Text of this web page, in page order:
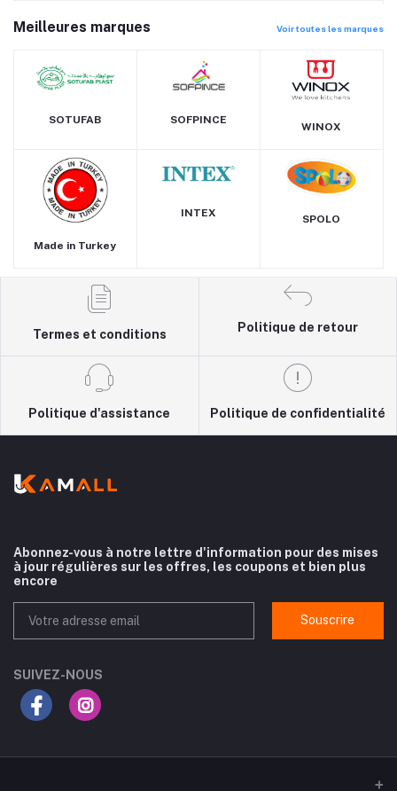
Meilleures marques Voir toutes les marques
SOTUFAB SOFPINCE
WINOX
Made in Turkey
INTEX
SPOLO
Termes et conditions
Politique de retour
Politique d'assistance Politique de confidentialité
Abonnez-vous à notre lettre d'information pour des mises
à jour régulières sur les offres, les coupons et bien plus
encore
Souscrire
SUIVEZ-NOUS